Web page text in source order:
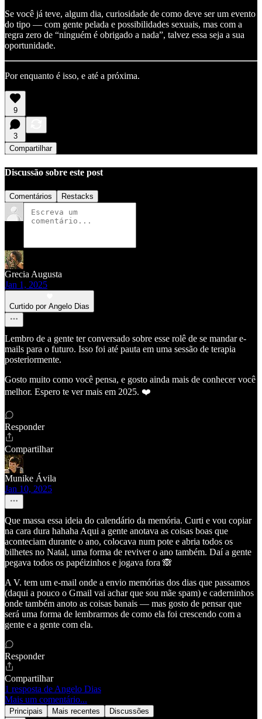
Se você já teve, algum dia, curiosidade de como deve ser um evento
do tipo — com gente pelada e possibilidades sexuais, mas com a
regra zero de “ninguém é obrigado a nada”, talvez essa seja a sua
oportunidade.
Por enquanto é isso, e até a próxima.
9
3
Compartilhar
Discussão sobre este post
Comentários Restacks
Grecia Augusta
Jan 1, 2025
Curtido por Angelo Dias
Lembro de a gente ter conversado sobre esse rolê de se mandar e-
mails para o futuro. Isso foi até pauta em uma sessão de terapia
posteriormente.
Gosto muito como você pensa, e gosto ainda mais de conhecer você
melhor. Espero te ver mais em 2025. ❤️
Responder
Compartilhar
Munike Ávila
Jan 10, 2025
Que massa essa ideia do calendário da memória. Curti e vou copiar
na cara dura hahaha Aqui a gente anotava as coisas boas que
aconteciam durante o ano, colocava num pote e abria todos os
bilhetes no Natal, uma forma de reviver o ano também. Daí a gente
pegava todos os papéizinhos e jogava fora 🙈
A V. tem um e-mail onde a envio memórias dos dias que passamos
(daqui a pouco o Gmail vai achar que sou mãe spam) e caderninhos
onde também anoto as coisas banais — mas gosto de pensar que
será uma forma de lembrarmos de como ela foi crescendo com a
gente e a gente com ela.
Responder
Compartilhar
1 resposta de Angelo Dias
Mais um comentário...
Principais Mais recentes Discussões